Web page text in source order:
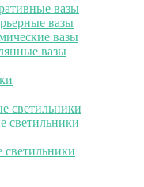
вазы
вазы
вазы
вазы
светильники
светильники